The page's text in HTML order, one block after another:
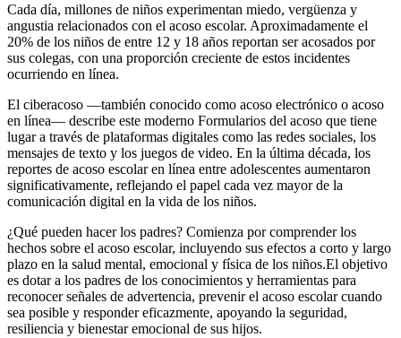
Cada día, millones de niños experimentan miedo, vergüenza y
angustia relacionados con el acoso escolar. Aproximadamente el
20% de los niños de entre 12 y 18 años reportan ser acosados por
sus colegas, con una proporción creciente de estos incidentes
ocurriendo en línea.
El ciberacoso —también conocido como acoso electrónico o acoso
en línea— describe este moderno Formularios del acoso que tiene
lugar a través de plataformas digitales como las redes sociales, los
mensajes de texto y los juegos de video. En la última década, los
reportes de acoso escolar en línea entre adolescentes aumentaron
significativamente, reflejando el papel cada vez mayor de la
comunicación digital en la vida de los niños.
¿Qué pueden hacer los padres? Comienza por comprender los
hechos sobre el acoso escolar, incluyendo sus efectos a corto y largo
plazo en la salud mental, emocional y física de los niños.El objetivo
es dotar a los padres de los conocimientos y herramientas para
reconocer señales de advertencia, prevenir el acoso escolar cuando
sea posible y responder eficazmente, apoyando la seguridad,
resiliencia y bienestar emocional de sus hijos.